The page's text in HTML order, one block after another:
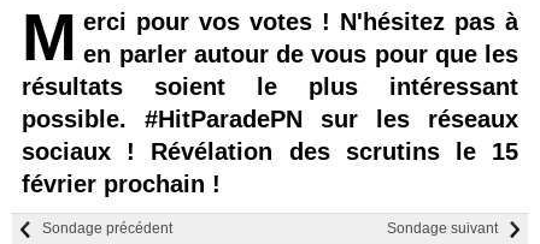
M erci pour vos votes ! N'hésitez pas à
en parler autour de vous pour que les
résultats soient le plus intéressant
possible. #HitParadePN sur les réseaux
sociaux ! Révélation des scrutins le 15
février prochain !
Sondage suivant
Sondage précédent